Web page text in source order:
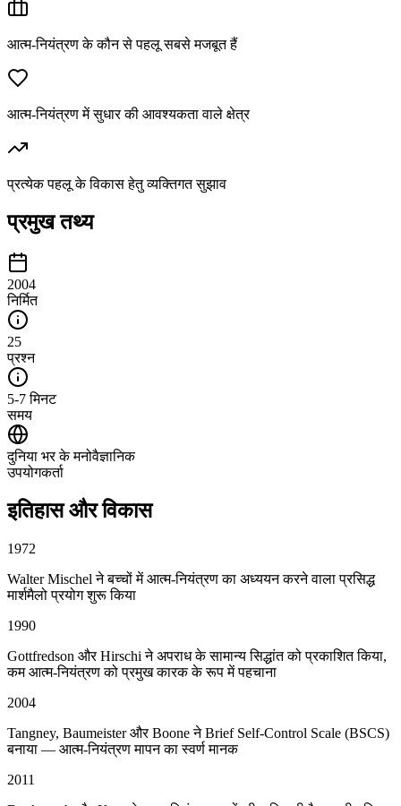
आत्म-नियंत्रण के कौन से पहलू सबसे मजबूत हैं
आत्म-नियंत्रण में सुधार की आवश्यकता वाले क्षेत्र
प्रत्येक पहलू के विकास हेतु व्यक्तिगत सुझाव
प्रमुख तथ्य
2004
निर्मित
25
प्रश्न
5-7 मिनट
समय
दुनिया भर के मनोवैज्ञानिक
उपयोगकर्ता
इतिहास और विकास
1972
Walter Mischel ने बच्चों में आत्म-नियंत्रण का अध्ययन करने वाला प्रसिद्ध
मार्शमैलो प्रयोग शुरू किया
1990
Gottfredson और Hirschi ने अपराध के सामान्य सिद्धांत को प्रकाशित किया,
कम आत्म-नियंत्रण को प्रमुख कारक के रूप में पहचाना
2004
Tangney, Baumeister और Boone ने Brief Self-Control Scale (BSCS)
बनाया — आत्म-नियंत्रण मापन का स्वर्ण मानक
2011